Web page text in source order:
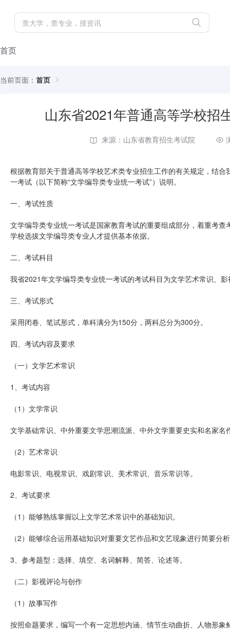
首页
当前页面： 首页
山东省2021年普通高等学校招
来源：山东省教育招生考试院
根据教育部关于普通高等学校艺术类专业招生工作的有关规定，结
一考试（以下简称“文学编导类专业统一考试”）说明。
一、考试性质
文学编导类专业统一考试是国家教育考试的重要组成部分，着重考
学校选拔文学编导类专业人才提供基本依据。
二、考试科目
我省2021年文学编导类专业统一考试的考试科目为文学艺术常识、
三、考试形式
采用闭卷、笔试形式，单科满分为150分，两科总分为300分。
四、考试内容及要求
（一）文学艺术常识
1、考试内容
（1）文学常识
文学基础常识、中外重要文学思潮流派、中外文学重要史实和名家名
（2）艺术常识
电影常识、电视常识、戏剧常识、美术常识、音乐常识等。
2、考试要求
（1）能够熟练掌握以上文学艺术常识中的基础知识。
（2）能够综合运用基础知识对重要文艺作品和文艺现象进行简要分
3、参考题型：选择、填空、名词解释、简答、论述等。
（二）影视评论与创作
（1）故事写作
按照命题要求，编写一个有一定思想内涵、情节生动曲折、人物形